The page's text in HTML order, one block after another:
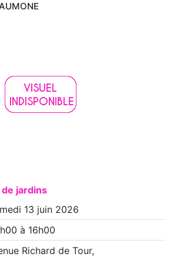
jardins
13 juin 2026
à 16h00
Richard de Tour,